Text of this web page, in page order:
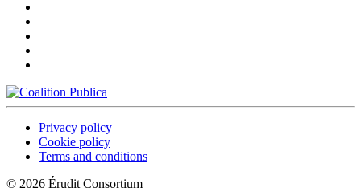
Privacy policy
Cookie policy
Terms and conditions
© 2026 Érudit Consortium